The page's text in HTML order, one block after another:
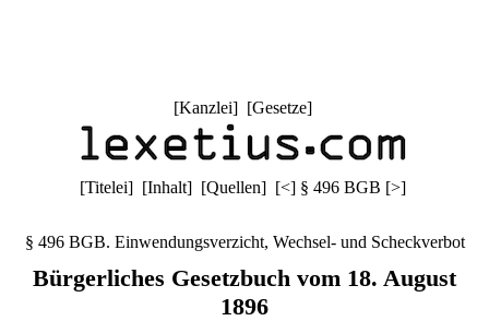
[Kanzlei] [Gesetze]
[Titelei] [Inhalt] [Quellen] [<] § 496 BGB [>]
§ 496 BGB. Einwendungsverzicht, Wechsel- und Scheckverbot
Bürgerliches Gesetzbuch vom 18. August
1896